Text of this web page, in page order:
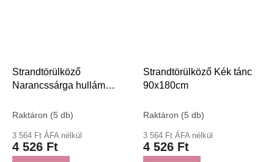
Strandtörülköző
Narancssárga hullám
Raktáron (5 db)
3 564 Ft ÁFA nélkül
4 526 Ft
Strandtörülköző Kék tánc
90x180cm
Raktáron (5 db)
3 564 Ft ÁFA nélkül
4 526 Ft